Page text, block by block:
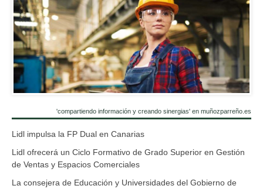
'compartiendo información y creando sinergias' en muñozparreño.es
Lidl impulsa la FP Dual en Canarias
Lidl ofrecerá un Ciclo Formativo de Grado Superior en Gestión
de Ventas y Espacios Comerciales
La consejera de Educación y Universidades del Gobierno de